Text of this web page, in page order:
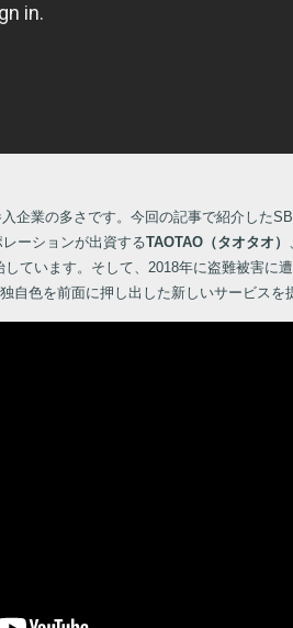
企業の多さです。今回の記事で紹介した
ーションが出資するTAOTAO（タオタオ）
ています。そして、2018年に盗難被害に
自色を前面に押し出した新しいサービスを